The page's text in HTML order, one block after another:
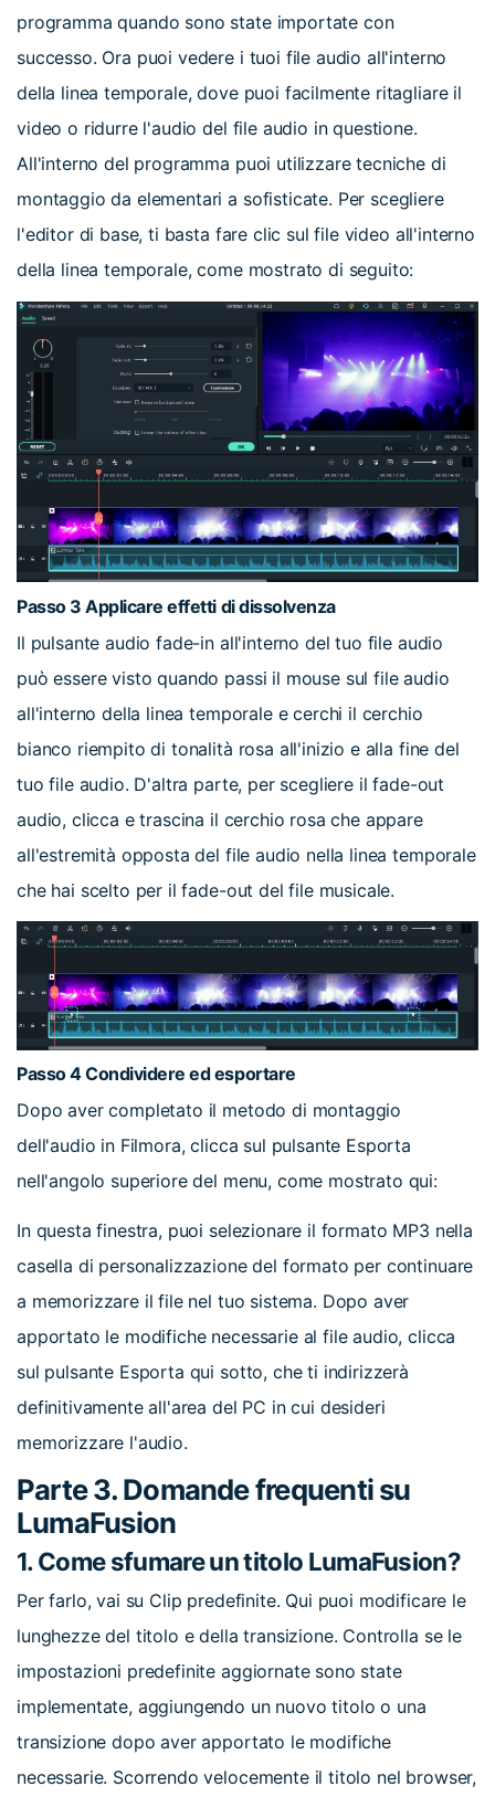
programma quando sono state importate con
successo. Ora puoi vedere i tuoi file audio all'interno
della linea temporale, dove puoi facilmente ritagliare il
video o ridurre l'audio del file audio in questione.
All'interno del programma puoi utilizzare tecniche di
montaggio da elementari a sofisticate. Per scegliere
l'editor di base, ti basta fare clic sul file video all'interno
della linea temporale, come mostrato di seguito:
Passo 3Applicare effetti di dissolvenza
Il pulsante audio fade-in all'interno del tuo file audio
può essere visto quando passi il mouse sul file audio
all'interno della linea temporale e cerchi il cerchio
bianco riempito di tonalità rosa all'inizio e alla fine del
tuo file audio. D'altra parte, per scegliere il fade-out
audio, clicca e trascina il cerchio rosa che appare
all'estremità opposta del file audio nella linea temporale
che hai scelto per il fade-out del file musicale.
Passo 4Condividere ed esportare
Dopo aver completato il metodo di montaggio
dell'audio in Filmora, clicca sul pulsante Esporta
nell'angolo superiore del menu, come mostrato qui:
In questa finestra, puoi selezionare il formato MP3 nella
casella di personalizzazione del formato per continuare
a memorizzare il file nel tuo sistema. Dopo aver
apportato le modifiche necessarie al file audio, clicca
sul pulsante Esporta qui sotto, che ti indirizzerà
definitivamente all'area del PC in cui desideri
memorizzare l'audio.
Parte 3. Domande frequenti su
LumaFusion
1. Come sfumare un titolo LumaFusion?
Per farlo, vai su Clip predefinite. Qui puoi modificare le
lunghezze del titolo e della transizione. Controlla se le
impostazioni predefinite aggiornate sono state
implementate, aggiungendo un nuovo titolo o una
transizione dopo aver apportato le modifiche
necessarie. Scorrendo velocemente il titolo nel browser,